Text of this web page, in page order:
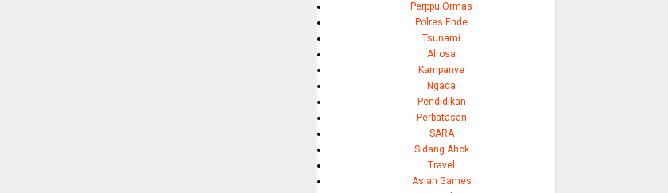
Perppu Ormas
Polres Ende
Tsunami
Alrosa
Kampanye
Ngada
Pendidikan
Perbatasan
SARA
Sidang Ahok
Travel
Asian Games